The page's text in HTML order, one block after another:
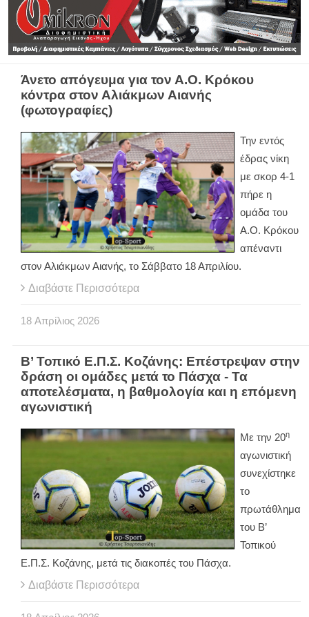
Άνετο απόγευμα για τον Α.Ο. Κρόκου
κόντρα στον Αλιάκμων Αιανής
(φωτογραφίες)
Την εντός
έδρας νίκη
με σκορ 4-1
πήρε η
ομάδα του
Α.Ο. Κρόκου
απέναντι
στον Αλιάκμων Αιανής, το Σάββατο 18 Απριλίου.
Διαβάστε Περισσότερα
18 Απρίλιος 2026
Β’ Τοπικό Ε.Π.Σ. Κοζάνης: Επέστρεψαν στην
δράση οι ομάδες μετά το Πάσχα - Τα
αποτελέσματα, η βαθμολογία και η επόμενη
αγωνιστική
Με την 20η
αγωνιστική
συνεχίστηκε
το
πρωτάθλημα
του Β’
Τοπικού
Ε.Π.Σ. Κοζάνης, μετά τις διακοπές του Πάσχα.
Διαβάστε Περισσότερα